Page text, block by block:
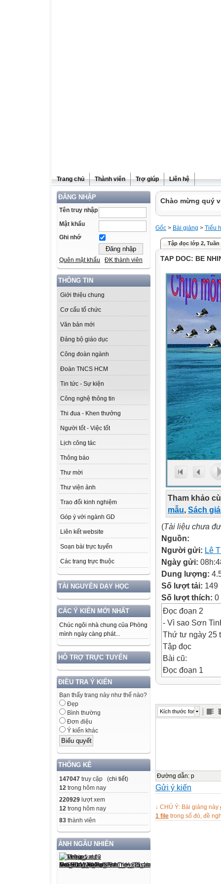
Trang chủ Thành viên Trợ giúp Liên hệ
ĐĂNG NHẬP
Tên truy nhập
Mật khẩu
Ghi nhớ
Quên mật khẩu ĐK thành viên
THÔNG TIN
Giới thiệu chung
Cơ cấu tổ chức
Văn bản mới
Đảng bộ giáo dục
Công đoàn ngành
Đoàn TNCS HCM
Tin tức - Sự kiện
Công nghệ thông tin
Thi đua - Khen thưởng
Người tốt - Việc tốt
Lịch công tác
Thông báo
Thư mời
Thư viện ảnh
Trao đổi kinh nghiệm
Góp ý với ngành GD
Liên kết website
Soạn bài trực tuyến
Các trang trực thuộc
TÀI NGUYÊN DẠY HỌC
CÁC Ý KIẾN MỚI NHẤT
Chúc ngôi nhà chung của Phòng
mình ngày càng phát...
HỖ TRỢ TRỰC TUYẾN
ĐIỀU TRA Ý KIẾN
Bạn thấy trang này như thế nào?
Đẹp
Bình thường
Đơn điệu
Ý kiến khác
THỐNG KÊ
147047 truy cập (chi tiết)
12 trong hôm nay
220929 lượt xem
12 trong hôm nay
83 thành viên
ẢNH NGẪU NHIÊN
Chào mừng quý
Gốc > Bài giảng > Tiểu
Tập đọc lớp 2,
TAP DOC: BE
Tham khảo
mẫu, Sách
(Tài liệu chưa
Nguồn:
Người gửi: Lê
Ngày gửi:
Dung lượng:
Số lượt tải: 149
Số lượt thích: 0
Đọc đoạn 2
- Vì sao Sơn
Thứ tư ngày 25
Tập đọc
Bài cũ:
Đọc đoạn 1
Đọc đoạn 3.
Thứ tư ngày 25
giằng
, phì phò
, khiêng
, vẫn là
Kích thước font
Đường dẫn: p
Gửi ý kiến
↓ CHÚ Ý: Bài giảng này
1 file trong số đó, đề